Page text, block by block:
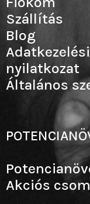
Szállítás
Blog
nyilatkozat
Általános
Akciós